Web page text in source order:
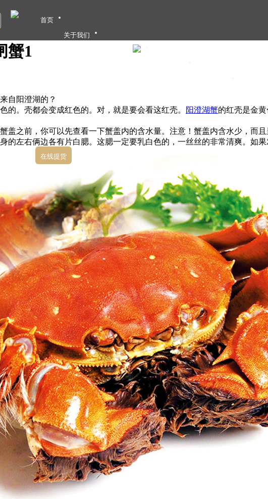
蟹1
自阳澄湖的？
的。壳都会变成红色的。对，就是要会看这红壳。
阳澄湖蟹的红壳是金
盖之前，你可以先查看一下蟹盖内的含水量。注意！蟹盖内含水少，而
的左右俩边各有片白腮。这腮一定要乳白色的，一丝丝的非常清爽。如
首页
关于我们
在线提货